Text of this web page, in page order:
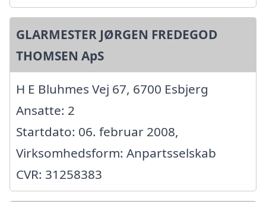
GLARMESTER JØRGEN FREDEGOD
THOMSEN ApS
H E Bluhmes Vej 67, 6700 Esbjerg
Ansatte: 2
Startdato: 06. februar 2008,
Virksomhedsform: Anpartsselskab
CVR: 31258383